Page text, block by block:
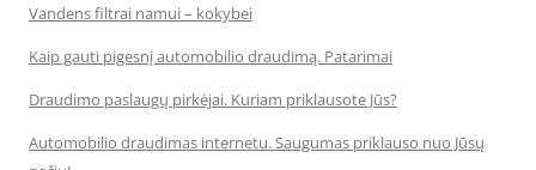
Vandens filtrai namui – kokybei
Kaip gauti pigesnį automobilio draudimą. Patarimai
Draudimo paslaugų pirkėjai. Kuriam priklausote Jūs?
Automobilio draudimas internetu. Saugumas priklauso nuo Jūsų